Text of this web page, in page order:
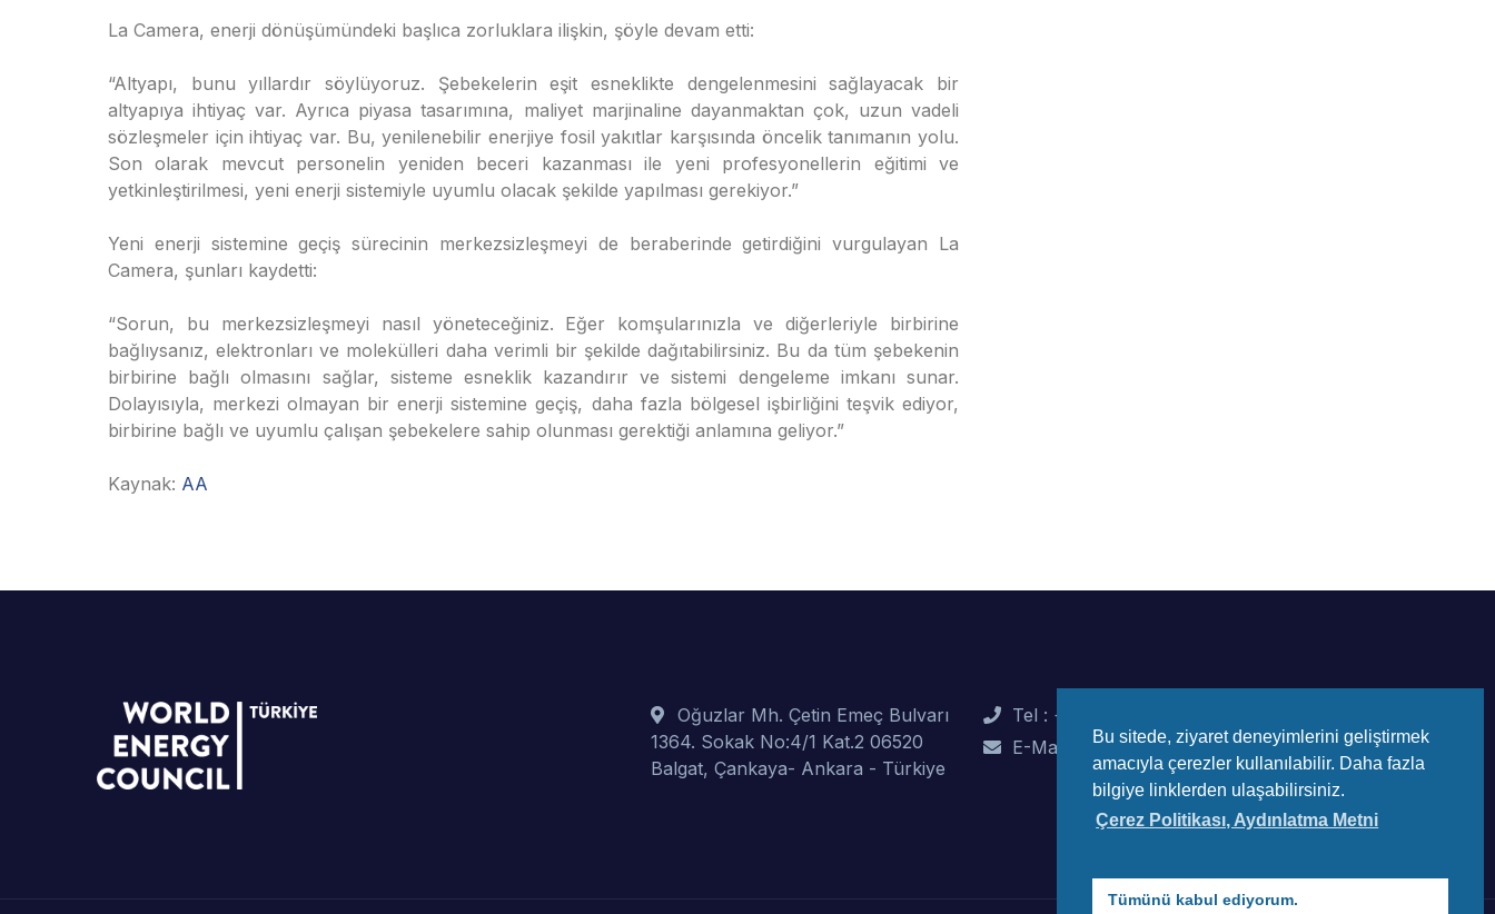
La Camera, enerji dönüşümündeki başlıca zorluklara ilişkin, şöyle devam etti:
“Altyapı, bunu yıllardır söylüyoruz. Şebekelerin eşit esneklikte dengelenmesini sağlayacak bir
altyapıya ihtiyaç var. Ayrıca piyasa tasarımına, maliyet marjinaline dayanmaktan çok, uzun vadeli
sözleşmeler için ihtiyaç var. Bu, yenilenebilir enerjiye fosil yakıtlar karşısında öncelik tanımanın yolu.
Son olarak mevcut personelin yeniden beceri kazanması ile yeni profesyonellerin eğitimi ve
yetkinleştirilmesi, yeni enerji sistemiyle uyumlu olacak şekilde yapılması gerekiyor.”
Yeni enerji sistemine geçiş sürecinin merkezsizleşmeyi de beraberinde getirdiğini vurgulayan La
Camera, şunları kaydetti:
“Sorun, bu merkezsizleşmeyi nasıl yöneteceğiniz. Eğer komşularınızla ve diğerleriyle birbirine
bağlıysanız, elektronları ve molekülleri daha verimli bir şekilde dağıtabilirsiniz. Bu da tüm şebekenin
birbirine bağlı olmasını sağlar, sisteme esneklik kazandırır ve sistemi dengeleme imkanı sunar.
Dolayısıyla, merkezi olmayan bir enerji sistemine geçiş, daha fazla bölgesel işbirliğini teşvik ediyor,
birbirine bağlı ve uyumlu çalışan şebekelere sahip olunması gerektiği anlamına geliyor.”
Kaynak: AA
Oğuzlar Mh. Çetin Emeç Bulvarı
1364. Sokak No:4/1 Kat.2 06520
Balgat, Çankaya- Ankara - Türkiye
Tel : +90 (312) 442 82 78
E-Mail : info@wec-turkiye.org.tr
Bu sitede, ziyaret deneyimlerini geliştirmek
amacıyla çerezler kullanılabilir. Daha fazla
bilgiye linklerden ulaşabilirsiniz.
Çerez Politikası, Aydınlatma Metni
Tümünü kabul ediyorum.